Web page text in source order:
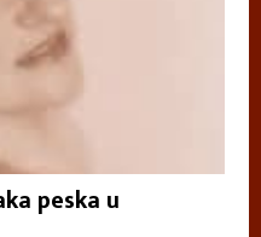
peska u